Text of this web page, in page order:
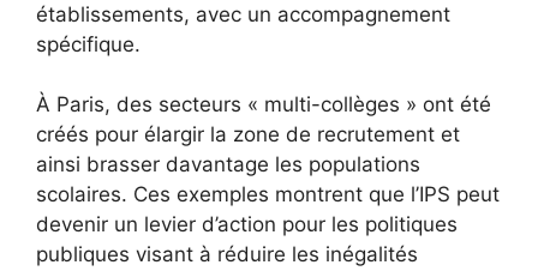
établissements, avec un accompagnement
spécifique.
À Paris, des secteurs « multi-collèges » ont été
créés pour élargir la zone de recrutement et
ainsi brasser davantage les populations
scolaires. Ces exemples montrent que l’IPS peut
devenir un levier d’action pour les politiques
publiques visant à réduire les inégalités